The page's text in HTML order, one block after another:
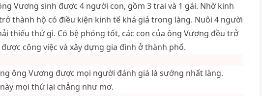
Vương sinh được 4 người con, gồm 3 trai và 1 gái. Nhờ kinh
thành hộ có điều kiện kinh tế khá giả trong làng. Nuôi 4 người
thiếu thứ gì. Có bệ phóng tốt, các con của ông Vương đều trở
công việc và xây dựng gia đình ở thành phố.
ông Vương được mọi người đánh giá là sướng nhất làng.
mọi thứ lại chẳng như mơ.